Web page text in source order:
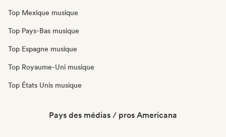
Top Mexique musique
Top Pays-Bas musique
Top Espagne musique
Top Royaume-Uni musique
Top États Unis musique
Pays des médias / pros Americana